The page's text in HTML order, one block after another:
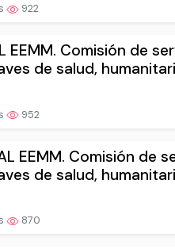
922
EEMM. Comisión de
de salud,
952
EEMM. Comisión
de salud,
870